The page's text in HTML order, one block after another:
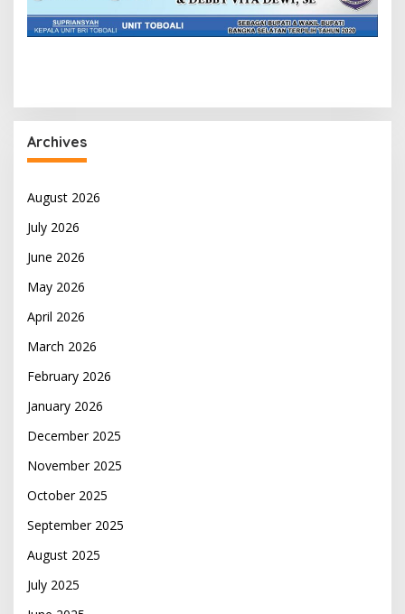
Archives
August 2026
July 2026
June 2026
May 2026
April 2026
March 2026
February 2026
January 2026
December 2025
November 2025
October 2025
September 2025
August 2025
July 2025